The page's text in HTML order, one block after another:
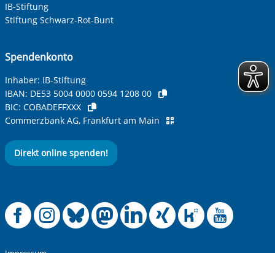
Ihre Telefonnummer
Ihre Nachricht*
Anti-Roboter-Verifizierung
IB-Stiftung
Stiftung Schwarz-Rot-Bunt
Spendenkonto
Inhaber: IB-Stiftung
IBAN: DE53 5004 0000 0594 1208 00
BIC: COBADEFFXXX
Commerzbank AG, Frankfurt am Main
Direkt online spenden!
Offizielle
Offizielle
Offizielle
Offizielle
Offizielle